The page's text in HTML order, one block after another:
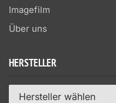
Imagefilm
Über uns
HERSTELLER
Hersteller wählen